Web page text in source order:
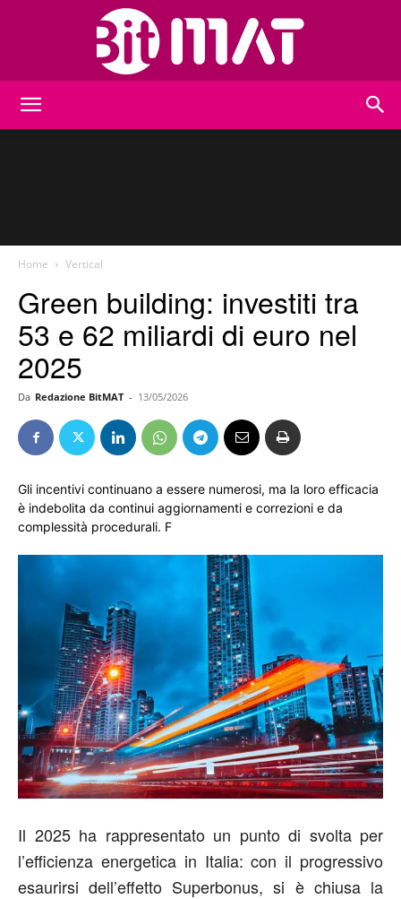
Home Vertical
Green building: investiti tra
53 e 62 miliardi di euro nel
2025
Da Redazione BitMAT - 13/05/2026
Gli incentivi continuano a essere numerosi, ma la loro efficacia
è indebolita da continui aggiornamenti e correzioni e da
complessità procedurali. F
Il 2025 ha rappresentato un punto di svolta per
l’efficienza energetica in Italia: con il progressivo
esaurirsi dell’effetto Superbonus, si è chiusa la